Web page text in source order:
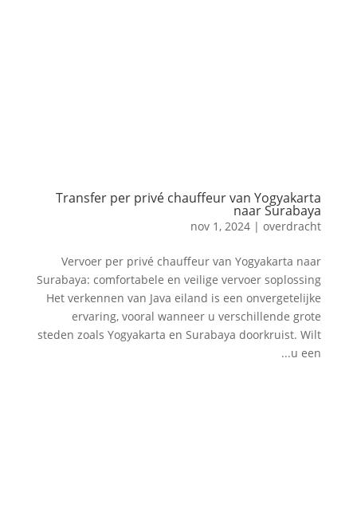
Transfer per privé chauffeur van Yogyakarta
naar Surabaya
nov 1, 2024 |overdracht
Vervoer per privé chauffeur van Yogyakarta naar
Surabaya: comfortabele en veilige vervoer soplossing
Het verkennen van Java eiland is een onvergetelijke
ervaring, vooral wanneer u verschillende grote
steden zoals Yogyakarta en Surabaya doorkruist. Wilt
u een...